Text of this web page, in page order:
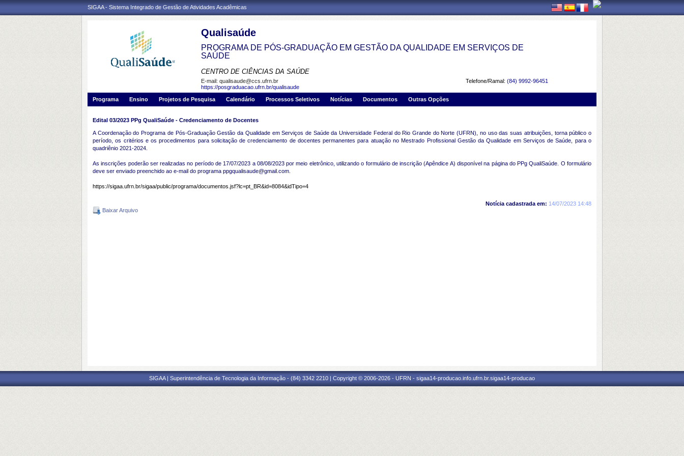
SIGAA - Sistema Integrado de Gestão de Atividades Acadêmicas
Qualisaúde
PROGRAMA DE PÓS-GRADUAÇÃO EM GESTÃO DA QUALIDADE EM SERVIÇOS DE
SAÚDE
CENTRO DE CIÊNCIAS DA SAÚDE
Telefone/Ramal: (84) 9992-96451
E-mail: qualisaude@ccs.ufrn.br
https://posgraduacao.ufrn.br/qualisaude
Programa
Ensino Projetos de Pesquisa Calendário Processos Seletivos Notícias Documentos Outras Opções
Edital 03/2023 PPg QualiSaúde - Credenciamento de Docentes
A Coordenação do Programa de Pós-Graduação Gestão da Qualidade em Serviços de Saúde da Universidade Federal do Rio Grande do Norte (UFRN), no uso das suas atribuições, torna público o
período, os critérios e os procedimentos para solicitação de credenciamento de docentes permanentes para atuação no Mestrado Profissional Gestão da Qualidade em Serviços de Saúde, para o
quadriênio 2021-2024.
As inscrições poderão ser realizadas no período de 17/07/2023 a 08/08/2023 por meio eletrônico, utilizando o formulário de inscrição (Apêndice A) disponível na página do PPg QualiSaúde. O formulário
deve ser enviado preenchido ao e-mail do programa ppgqualisaude@gmail.com.
https://sigaa.ufrn.br/sigaa/public/programa/documentos.jsf?lc=pt_BR&id=8084&idTipo=4
Notícia cadastrada em: 14/07/2023 14:48
Baixar Arquivo
SIGAA | Superintendência de Tecnologia da Informação - (84) 3342 2210 | Copyright © 2006-2026 - UFRN - sigaa14-producao.info.ufrn.br.sigaa14-producao